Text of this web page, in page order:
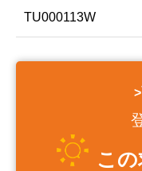
TU000113W
>
こ